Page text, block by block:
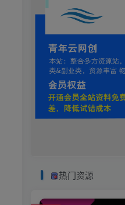
热门资源